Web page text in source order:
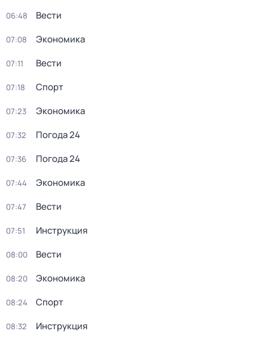
06:48 Вести
07:08 Экономика
07:11 Вести
07:18 Спорт
07:23 Экономика
07:32 Погода 24
07:36 Погода 24
07:44 Экономика
07:47 Вести
07:51 Инструкция
08:00 Вести
08:20 Экономика
08:24 Спорт
08:32 Инструкция